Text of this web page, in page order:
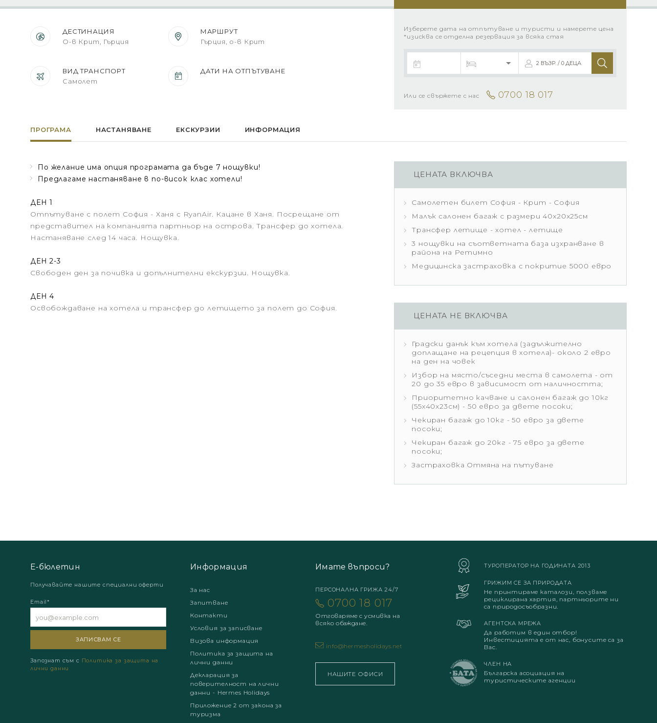
ДЕСТИНАЦИЯ
О-в Крит, Гърция
МАРШРУТ
Гърция, о-в Крит
ВИД ТРАНСПОРТ
Самолет
ДАТИ НА ОТПЪТУВАНЕ
Изберете дата на отпътуване и туристи и намерете цена
*изисква се отделна резервация за всяка стая
2 ВЪЗР. / 0 ДЕЦА
Или се свържете с нас 0700 18 017
ПРОГРАМА НАСТАНЯВАНЕ ЕКСКУРЗИИ ИНФОРМАЦИЯ
По желание има опция програмата да бъде 7 нощувки!
Предлагаме настаняване в по-висок клас хотели!
ДЕН 1
Отпътуване с полет София - Ханя с RyanAir. Кацане в Ханя. Посрещане от
представител на компанията партньор на острова. Трансфер до хотела.
Настаняване след 14 часа. Нощувка.
ДЕН 2-3
Свободен ден за почивка и допълнителни екскурзии. Нощувка.
ДЕН 4
Освобождаване на хотела и трансфер до летището за полет до София.
ЦЕНАТА ВКЛЮЧВА
Самолетен билет София - Крит - София
Малък салонен багаж с размери 40х20x25см
Трансфер летище - хотел - летище
3 нощувки на съответната база изхранване в
района на Ретимно
Медицинска застраховка с покритие 5000 евро
ЦЕНАТА НЕ ВКЛЮЧВА
Градски данък към хотела (задължително
доплащане на рецепция в хотела)- около 2 евро
на ден на човек
Избор на място/съседни места в самолета - от
20 до 35 евро в зависимост от наличността;
Приоритетно качване и салонен багаж до 10кг
(55х40х23см) - 50 евро за двете посоки;
Чекиран багаж до 10кг - 50 евро за двете
посоки;
Чекиран багаж до 20кг - 75 евро за двете
посоки;
Застраховка Отмяна на пътуване
Е-бюлетин
Получавайте нашите специални оферти
Email*
Запознат съм с Политика за защита на
лични данни
Информация
За нас
Запитване
Контакти
Условия за записване
Визова информация
Политика за защита на
лични данни
Декларация за
поверителност на лични
данни - Hermes Holidays
Приложение 2 от закона за
туризма
Имате въпроси?
ПЕРСОНАЛНА ГРИЖА 24/7
0700 18 017
Отговаряме с усмивка на
всяко обаждане.
info@hermesholidays.net
НАШИТЕ ОФИСИ
ТУРОПЕРАТОР НА ГОДИНАТА 2013
ГРИЖИМ СЕ ЗА ПРИРОДАТА
Не принтираме каталози, ползваме
рециклирана хартия, партньорите ни
са природосъобразни.
АГЕНТСКА МРЕЖА
Да работим в един отбор!
Инвестицията е от нас, бонусите са за
Вас.
ЧЛЕН НА
Българска асоциация на
туристическите агенции